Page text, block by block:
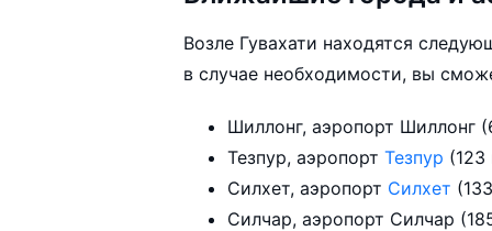
Возле Гувахати находятся
в случае необходимости, вы
Тезпур, аэропортТезпур (123
Силхет, аэропорт Силхет